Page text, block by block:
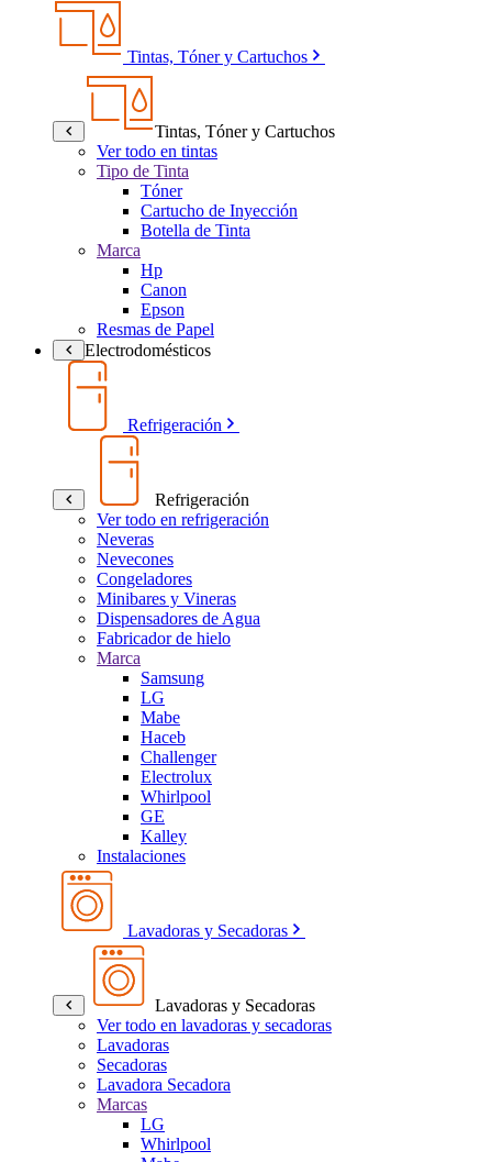
Tintas, Tóner y Cartuchos
Tintas, Tóner y Cartuchos
Ver todo en tintas
Tipo de Tinta
Tóner
Cartucho de Inyección
Botella de Tinta
Marca
Hp
Canon
Epson
Resmas de Papel
Electrodomésticos
Refrigeración
Refrigeración
Ver todo en refrigeración
Neveras
Nevecones
Congeladores
Minibares y Vineras
Dispensadores de Agua
Fabricador de hielo
Marca
Samsung
LG
Mabe
Haceb
Challenger
Electrolux
Whirlpool
GE
Kalley
Instalaciones
Lavadoras y Secadoras
Lavadoras y Secadoras
Ver todo en lavadoras y secadoras
Lavadoras
Secadoras
Lavadora Secadora
Marcas
LG
Whirlpool